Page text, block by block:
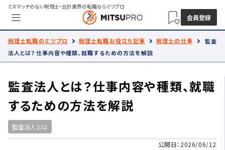
ミスマッチのない税理士・会計業界の転職ならミツプロ
会員登録
税理士転職のミツプロ 税理士転職お役立ち記事 税理士の仕事
監査
法人とは？仕事内容や種類、就職するための方法を解説
監査法人とは？仕事内容や種類、就職
するための方法を解説
監査法人とは
公開日：2026/06/12